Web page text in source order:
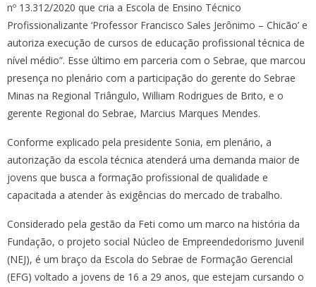
nº 13.312/2020 que cria a Escola de Ensino Técnico
Profissionalizante ‘Professor Francisco Sales Jerônimo – Chicão’ e
autoriza execução de cursos de educação profissional técnica de
nível médio”. Esse último em parceria com o Sebrae, que marcou
presença no plenário com a participação do gerente do Sebrae
Minas na Regional Triângulo, William Rodrigues de Brito, e o
gerente Regional do Sebrae, Marcius Marques Mendes.
Conforme explicado pela presidente Sonia, em plenário, a
autorização da escola técnica atenderá uma demanda maior de
jovens que busca a formação profissional de qualidade e
capacitada a atender às exigências do mercado de trabalho.
Considerado pela gestão da Feti como um marco na história da
Fundação, o projeto social Núcleo de Empreendedorismo Juvenil
(NEJ), é um braço da Escola do Sebrae de Formação Gerencial
(EFG) voltado a jovens de 16 a 29 anos, que estejam cursando o